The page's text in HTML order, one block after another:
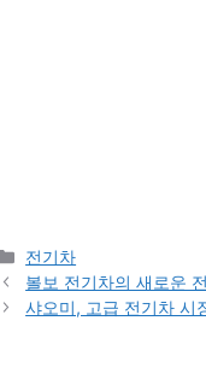
Categories
전기차
볼보 전기차의 새로운
샤오미, 고급 전기차 시